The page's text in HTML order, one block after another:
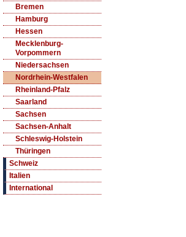
Bremen
Hamburg
Hessen
Mecklenburg-
Vorpommern
Niedersachsen
Nordrhein-Westfalen
Rheinland-Pfalz
Saarland
Sachsen
Sachsen-Anhalt
Schleswig-Holstein
Thüringen
Schweiz
Italien
International